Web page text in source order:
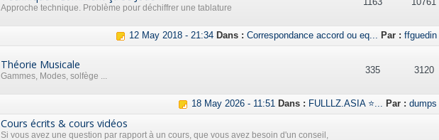
Approche technique. Problème pour déchiffrer une tablature
12 May 2018 - 21:34 Dans : Correspondance accord ou eq... Par : ffguedin
Théorie Musicale
Gammes, Modes, solfège ...
335 3120
18 May 2026 - 11:51 Dans : FULLLZ.ASIA ⭐... Par : dumps
Cours écrits & cours vidéos
Si vous avez une question par rapport à un cours, que vous avez besoin d'un conseil,